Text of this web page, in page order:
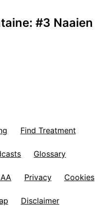
#3 Naaien
Find Treatment
Glossary
Privacy Cookies
Disclaimer